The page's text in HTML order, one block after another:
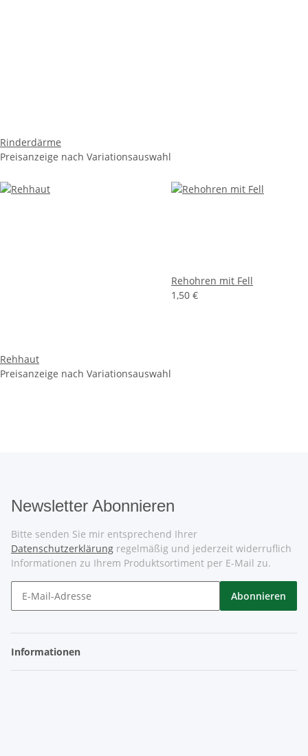
Rinderdärme
Preisanzeige nach Variationsauswahl
Rehhaut
Preisanzeige nach Variationsauswahl
Rehohren mit Fell
1,50 €
Newsletter Abonnieren
Bitte senden Sie mir entsprechend Ihrer
Datenschutzerklärung regelmäßig und jederzeit widerruflich
Informationen zu Ihrem Produktsortiment per E-Mail zu.
Abonnieren
Informationen